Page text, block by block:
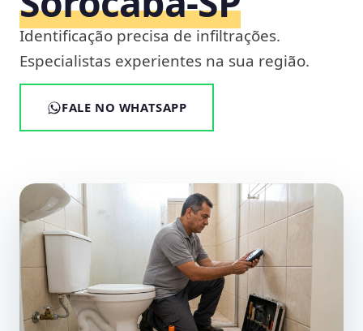
Identificação precisa de infiltrações.
Especialistas experientes na sua região.
FALE NO WHATSAPP